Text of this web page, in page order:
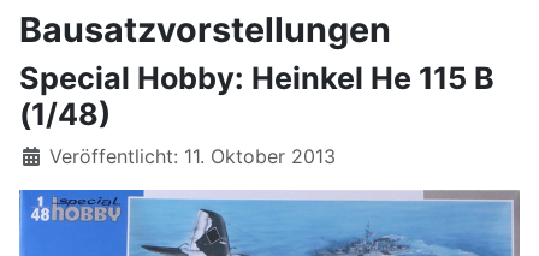
Bausatzvorstellungen
Special Hobby: Heinkel He 115 B
(1/48)
Details
Veröffentlicht: 11. Oktober 2013